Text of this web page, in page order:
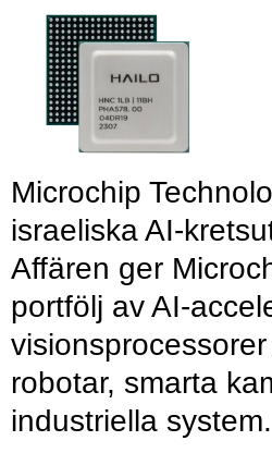
Microchip
israeliska AI-
Affären ger
portfölj av AI-
robotar, smarta
industriella system.